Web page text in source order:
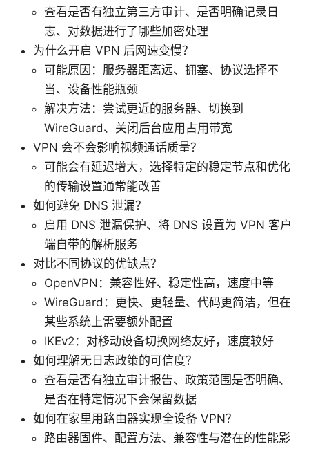
查看是否有独立第三方审计、是否明确记录日
志、对数据进行了哪些加密处理
为什么开启 VPN 后网速变慢？
可能原因：服务器距离远、拥塞、协议选择不
当、设备性能瓶颈
解决方法：尝试更近的服务器、切换到
WireGuard、关闭后台应用占用带宽
VPN 会不会影响视频通话质量？
可能会有延迟增大，选择特定的稳定节点和优化
的传输设置通常能改善
如何避免 DNS 泄漏？
启用 DNS 泄漏保护、将 DNS 设置为 VPN 客户
端自带的解析服务
对比不同协议的优缺点？
OpenVPN：兼容性好、稳定性高，速度中等
WireGuard：更快、更轻量、代码更简洁，但在
某些系统上需要额外配置
IKEv2：对移动设备切换网络友好，速度较好
如何理解无日志政策的可信度？
查看是否有独立审计报告、政策范围是否明确、
是否在特定情况下会保留数据
如何在家里用路由器实现全设备 VPN？
路由器固件、配置方法、兼容性与潜在的性能影